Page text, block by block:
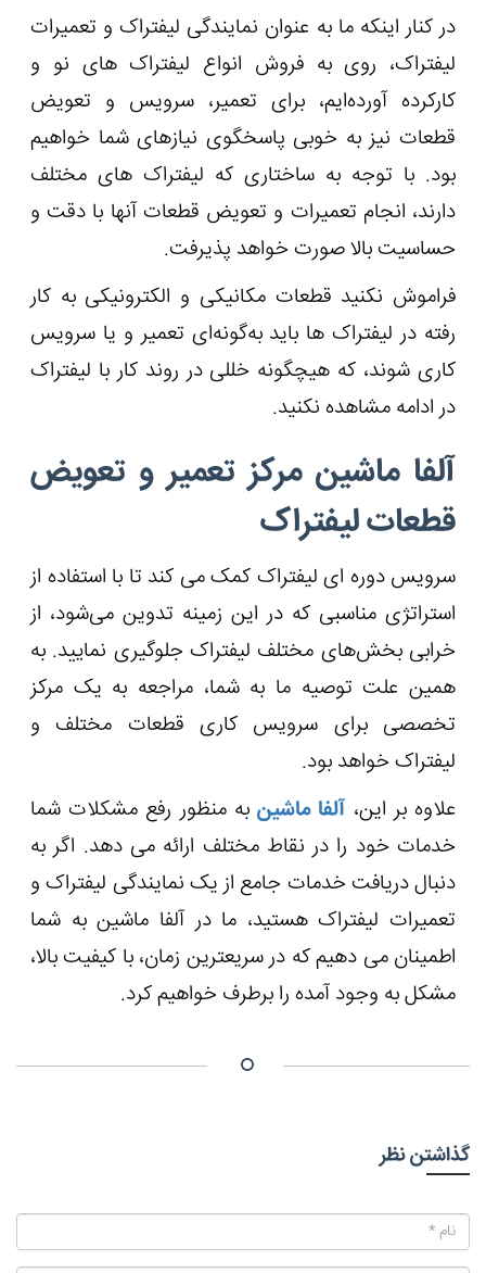
در کنار اینکه ما به عنوان نمایندگی لیفتراک و تعمیرات
لیفتراک، روی به فروش انواع لیفتراک های نو و
کارکرده آورده‌ایم، برای تعمیر، سرویس و تعویض
قطعات نیز به خوبی پاسخگوی نیازهای شما خواهیم
بود. با توجه به ساختاری که لیفتراک های مختلف
دارند، انجام تعمیرات و تعویض قطعات آنها با دقت و
حساسیت بالا صورت خواهد پذیرفت.
فراموش نکنید قطعات مکانیکی و الکترونیکی به کار
رفته در لیفتراک ها باید به‌گونه‌ای تعمیر و یا سرویس
کاری شوند، که هیچگونه خللی در روند کار با لیفتراک
در ادامه مشاهده نکنید.
آلفا ماشین مرکز تعمیر و تعویض
قطعات لیفتراک
سرویس دوره ای لیفتراک کمک می کند تا با استفاده از
استراتژی مناسبی که در این زمینه تدوین می‌شود، از
خرابی بخش‌های مختلف لیفتراک جلوگیری نمایید. به
همین علت توصیه ما به شما، مراجعه به یک مرکز
تخصصی برای سرویس کاری قطعات مختلف و
لیفتراک خواهد بود.
علاوه بر این، آلفا ماشینبه منظور رفع مشکلات شما
خدمات خود را در نقاط مختلف ارائه می دهد. اگر به
دنبال دریافت خدمات جامع از یک نمایندگی لیفتراک و
تعمیرات لیفتراک هستید، ما در آلفا ماشین به شما
اطمینان می دهیم که در سریعترین زمان، با کیفیت بالا،
مشکل به وجود آمده را برطرف خواهیم کرد.
گذاشتن نظر